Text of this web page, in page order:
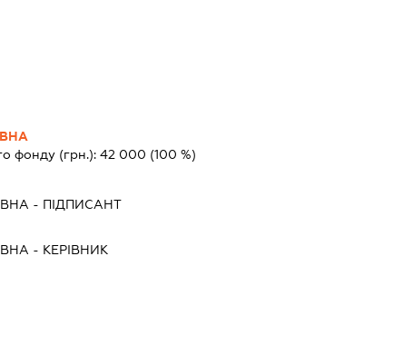
фонду (грн.):42 000 (100 %)
- ПІДПИСАНТ
- КЕРІВНИК